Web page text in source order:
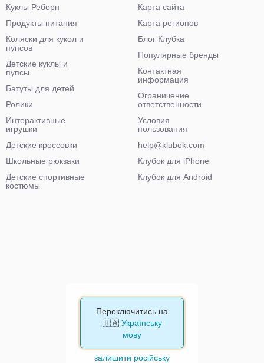
Куклы Реборн
Продукты питания
Коляски для кукол и
пупсов
Детские куклы и
пупсы
Батуты для детей
Ролики
Интерактивные
игрушки
Детские кроссовки
Школьные рюкзаки
Детские спортивные
костюмы
Карта сайта
Карта регионов
Блог Клубка
Популярные бренды
Контактная
информация
Ограничение
ответственности
Условия
пользования
help@klubok.com
Клубок для iPhone
Клубок для Android
Переключитись на
🇺🇦 Українську
мову
залишити російську